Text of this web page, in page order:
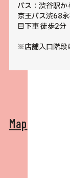
バス：渋谷駅か
京王バス渋68
目下車 徒歩2分
※店舗入口階段
Map